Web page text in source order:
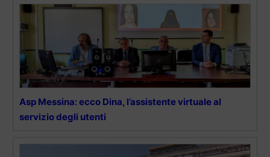
Asp Messina: ecco Dina, l’assistente virtuale al
servizio degli utenti